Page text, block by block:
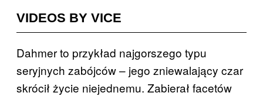
VIDEOS BY VICE
Dahmer to przykład najgorszego typu
seryjnych zabójców – jego zniewalający czar
skrócił życie niejednemu. Zabierał facetów